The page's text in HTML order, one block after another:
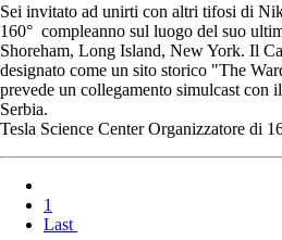
Sei invitato ad unirti con altri tifosi di
160° compleanno sul luogo del suo
Shoreham, Long Island, New York. Il
designato come un sito storico "The
prevede un collegamento simulcast con
Serbia.
Tesla Science Center Organizzatore di
1
Last